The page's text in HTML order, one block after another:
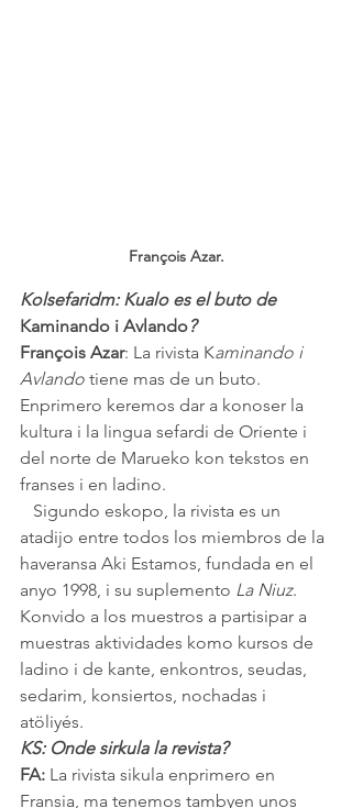
François Azar.
Kolsefaridm: Kualo es el buto de
Kaminando i Avlando?
François Azar: La rivista Kaminando i
Avlando tiene mas de un buto.
Enprimero keremos dar a konoser la
kultura i la lingua sefardi de Oriente i
del norte de Marueko kon tekstos en
franses i en ladino.
atadijo entre todos los miembros de la
haveransa Aki Estamos, fundada en el
anyo 1998, i su suplemento La Niuz.
Konvido a los muestros a partisipar a
muestras aktividades komo kursos de
ladino i de kante, enkontros, seudas,
sedarim, konsiertos, nochadas i
atöliyés.
KS: Onde sirkula la revista?
FA: La rivista sikula enprimero en
Fransia, ma tenemos tambyen unos